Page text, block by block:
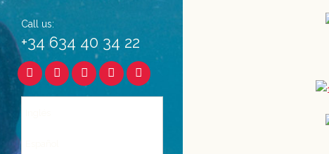
Call us:
+34 634 40 34 22